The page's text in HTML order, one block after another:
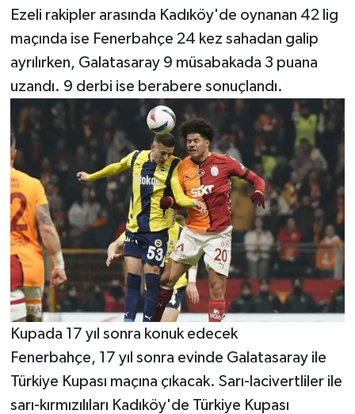
Ezeli rakipler arasında Kadıköy'de oynanan 42 lig
maçında ise Fenerbahçe 24 kez sahadan galip
ayrılırken, Galatasaray 9 müsabakada 3 puana
uzandı. 9 derbi ise berabere sonuçlandı.
Kupada 17 yıl sonra konuk edecek
Fenerbahçe, 17 yıl sonra evinde Galatasaray ile
Türkiye Kupası maçına çıkacak. Sarı-lacivertliler ile
sarı-kırmızılıları Kadıköy'de Türkiye Kupası